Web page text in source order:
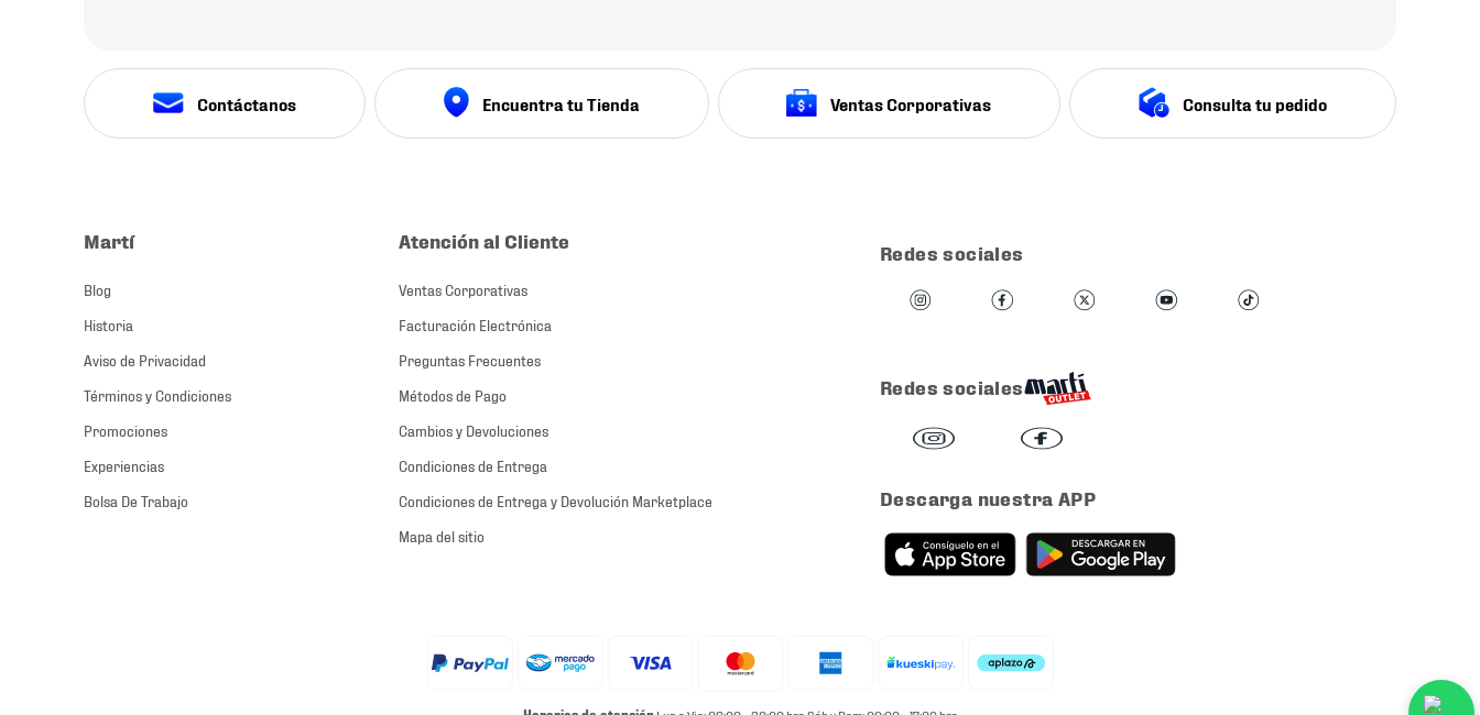
Contáctanos Encuentra tu Tienda Ventas Corporativas Consulta tu pedido
Martí
Blog
Historia
Aviso de Privacidad
Términos y Condiciones
Promociones
Experiencias
Bolsa De Trabajo
Atención al Cliente
Ventas Corporativas
Facturación Electrónica
Preguntas Frecuentes
Métodos de Pago
Cambios y Devoluciones
Condiciones de Entrega
Condiciones de Entrega y Devolución Marketplace
Mapa del sitio
Redes sociales
Redes sociales
Descarga nuestra APP